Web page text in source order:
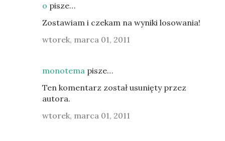
o pisze…
Zostawiam i czekam na wyniki losowania!
wtorek, marca 01, 2011
monotema pisze…
Ten komentarz został usunięty przez
autora.
wtorek, marca 01, 2011